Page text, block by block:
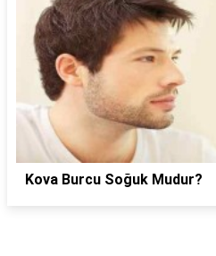
Kova Burcu Soğuk Mudur?